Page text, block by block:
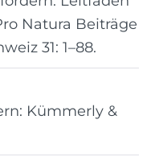
Natura Beiträge
31: 1–88.
Kümmerly &